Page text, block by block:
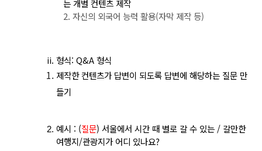
는 개별 컨텐츠 제작
2. 자신의 외국어 능력 활용(자막 제작 등)
ii. 형식: Q&A 형식
제작한 컨텐츠가 답변이 되도록 답변에 해당하는 질문 만
들기
예시 : (질문) 서울에서 시간 때 별로 갈 수 있는 / 갈만한
여행지/관광지가 어디 있나요?